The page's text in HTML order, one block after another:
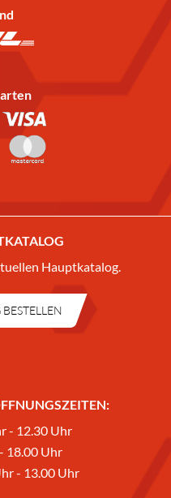
Hauptkatalog.
- 12.30 Uhr
18.00 Uhr
- 13.00 Uhr